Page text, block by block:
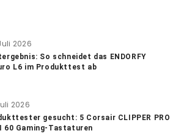
2026
So schneidet das ENDORFY
L6 im Produkttest ab
2026
gesucht: 5 Corsair CLIPPER PRO
60 Gaming-Tastaturen